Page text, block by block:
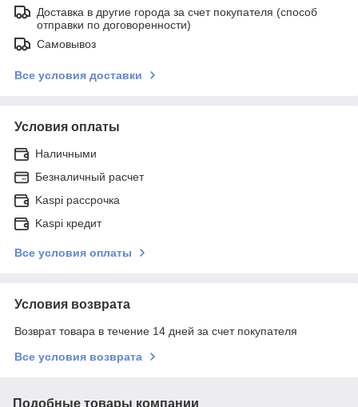
Доставка в другие города за счет покупателя (способ
отправки по договоренности)
Самовывоз
Все условия доставки
Условия оплаты
Наличными
Безналичный расчет
Kaspi рассрочка
Kaspi кредит
Все условия оплаты
Условия возврата
Возврат товара в течение 14 дней за счет покупателя
Все условия возврата
Подобные товары компании